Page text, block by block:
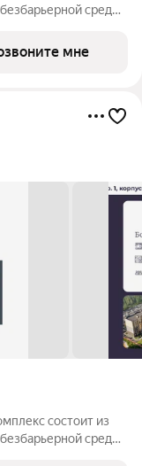
среды,
Функциональное
мне
состоит из
среды,